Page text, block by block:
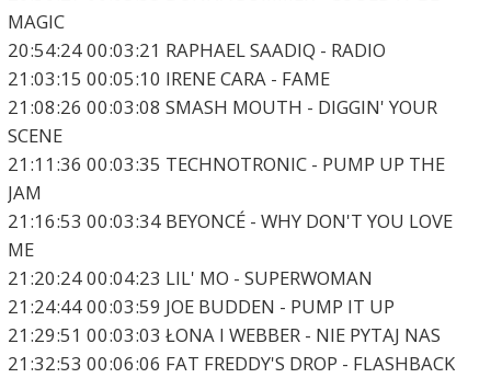
MAGIC
20:54:24 00:03:21 RAPHAEL SAADIQ - RADIO
21:03:15 00:05:10 IRENE CARA - FAME
21:08:26 00:03:08 SMASH MOUTH - DIGGIN' YOUR
SCENE
21:11:36 00:03:35 TECHNOTRONIC - PUMP UP THE
JAM
21:16:53 00:03:34 BEYONCÉ - WHY DON'T YOU LOVE
ME
21:20:24 00:04:23 LIL' MO - SUPERWOMAN
21:24:44 00:03:59 JOE BUDDEN - PUMP IT UP
21:29:51 00:03:03 ŁONA I WEBBER - NIE PYTAJ NAS
21:32:53 00:06:06 FAT FREDDY'S DROP - FLASHBACK